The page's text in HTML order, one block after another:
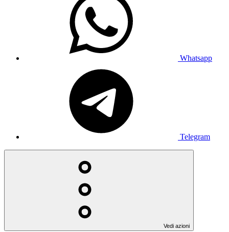
Whatsapp
Telegram
Vedi azioni